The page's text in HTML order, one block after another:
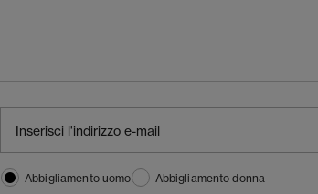
Abbigliamento uomo
Abbigliamento donna